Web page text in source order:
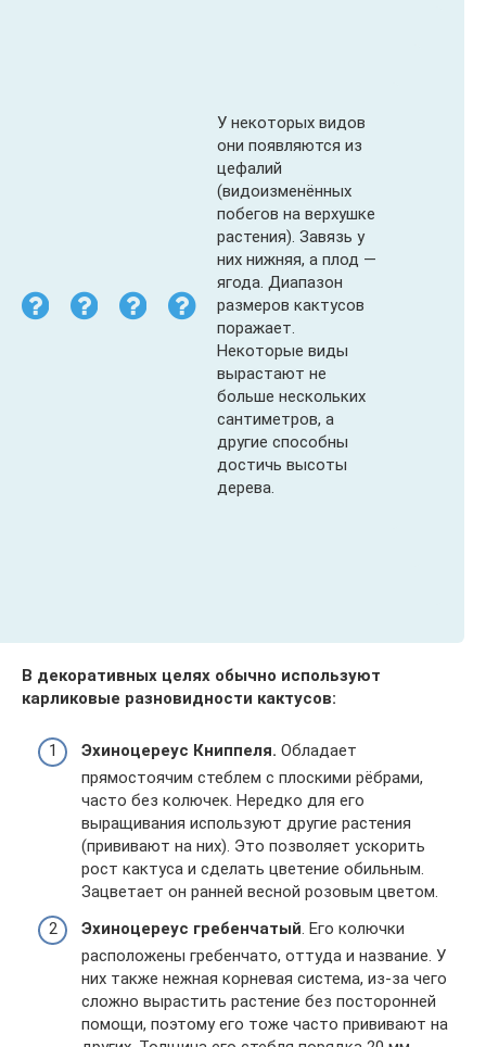
У некоторых видов
они появляются из
цефалий
(видоизменённых
побегов на верхушке
растения). Завязь у
них нижняя, а плод —
ягода. Диапазон
размеров кактусов
поражает.
Некоторые виды
вырастают не
больше нескольких
сантиметров, а
другие способны
достичь высоты
дерева.
В декоративных целях обычно используют
карликовые разновидности кактусов:
Эхиноцереус Книппеля. Обладает
прямостоячим стеблем с плоскими рёбрами,
часто без колючек. Нередко для его
выращивания используют другие растения
(прививают на них). Это позволяет ускорить
рост кактуса и сделать цветение обильным.
Зацветает он ранней весной розовым цветом.
Эхиноцереус гребенчатый. Его колючки
расположены гребенчато, оттуда и название. У
них также нежная корневая система, из-за чего
сложно вырастить растение без посторонней
помощи, поэтому его тоже часто прививают на